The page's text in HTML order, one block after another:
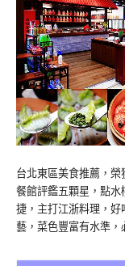
台北東區美食推薦，
餐館評鑑五顆星，點水
捷，主打江浙料理，
藝，菜色豐富有水準